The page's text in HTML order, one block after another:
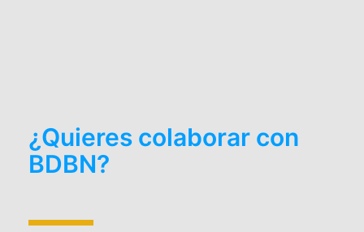
¿Quieres colaborar con
BDBN?